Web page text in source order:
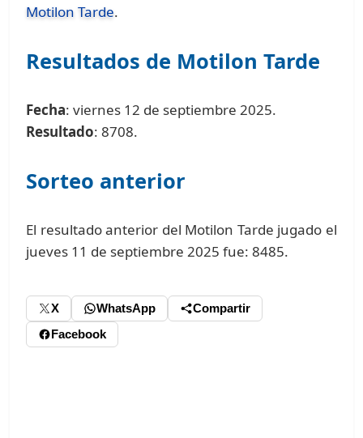
Motilon Tarde.
Resultados de Motilon Tarde
Fecha: viernes 12 de septiembre 2025.
Resultado: 8708.
Sorteo anterior
El resultado anterior del Motilon Tarde jugado el
jueves 11 de septiembre 2025 fue: 8485.
X WhatsApp
Compartir
Facebook